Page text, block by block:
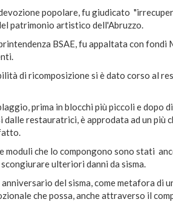
popolare, fu giudicato
patrimonio artistico dell'Abruzzo.
BSAE, fu appaltata con fondi
di ricomposizione si è dato corso al
prima in blocchi più piccoli e dopo di
restauratrici, è approdata ad un più
che lo compongono sono stati
ulteriori danni da sisma.
del sisma, come metafora di
che possa, anche attraverso il